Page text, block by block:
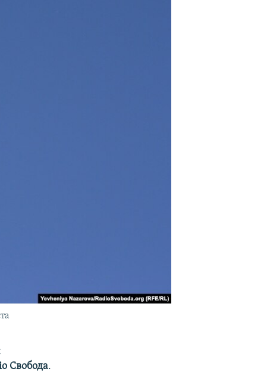
Свобода.